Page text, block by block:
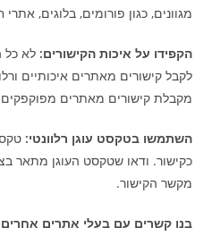
מגוונים, כגון פורומים, בלוגים,
הקפידו על איכות הקישורים: לא כל
לקבל קישורים מאתרים איכותיים
מקבלת קישורים מאתרים מפוקפקים
השתמשו בטקסט עוגן רלוונטי:
כקישור. ודאו שטקסט העוגן מתאר
מקשר הקישור.
בנו קשרים עם בעלי אתרים